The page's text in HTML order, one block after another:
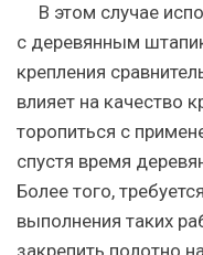
В этом случае
с деревянным
крепления
влияет на качество
торопиться с
спустя время
Более того,
выполнения таких
закрепить полотно